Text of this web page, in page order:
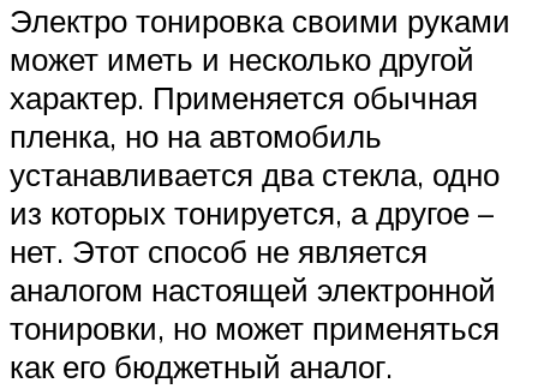
Электро тонировка своими руками
может иметь и несколько другой
характер. Применяется обычная
пленка, но на автомобиль
устанавливается два стекла, одно
из которых тонируется, а другое –
нет. Этот способ не является
аналогом настоящей электронной
тонировки, но может применяться
как его бюджетный аналог.